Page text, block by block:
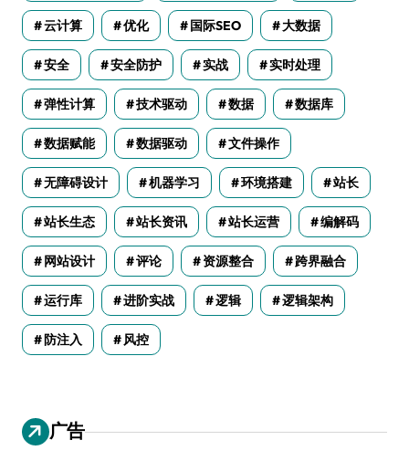
云计算 优化 国际SEO 大数据
安全 安全防护 实战 实时处理
弹性计算 技术驱动 数据 数据库
数据赋能 数据驱动 文件操作
无障碍设计 机器学习 环境搭建 站长
站长生态 站长资讯 站长运营 编解码
网站设计 评论 资源整合 跨界融合
运行库 进阶实战 逻辑 逻辑架构
防注入 风控
广告